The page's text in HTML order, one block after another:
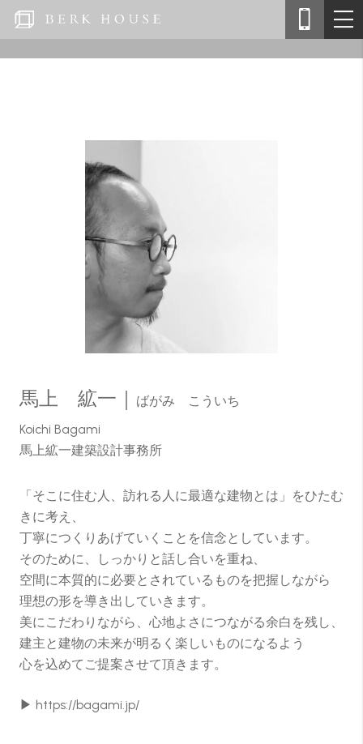
馬上 絋一｜ ばがみ こういち
Koichi Bagami
馬上絋一建築設計事務所
「そこに住む人、訪れる人に最適な建物とは」をひたむ
きに考え、
丁寧につくりあげていくことを信念としています。
そのために、しっかりと話し合いを重ね、
空間に本質的に必要とされているものを把握しながら
理想の形を導き出していきます。
美にこだわりながら、心地よさにつながる余白を残し、
建主と建物の未来が明るく楽しいものになるよう
心を込めてご提案させて頂きます。
▶ https://bagami.jp/